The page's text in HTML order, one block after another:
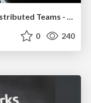
Agile Actions for Facilitating Distributed Teams - ADO2019
0 240